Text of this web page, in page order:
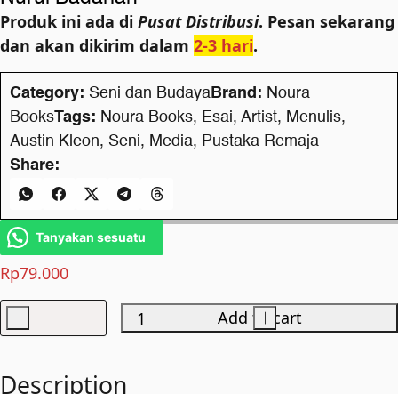
Rp79.000
Produk ini ada di Pusat Distribusi. Pesan sekarang
dan akan dikirim dalam 2-3 hari.
Steal
An
- +
Add to cart
Category: Seni dan Budaya Brand: Noura
BooksTags: Noura Books, Esai, Artist, Menulis,
Austin Kleon, Seni, Media, Pustaka Remaja
Share:
Tanyakan sesuatu
Description